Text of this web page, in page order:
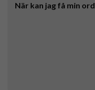
När kan jag få min